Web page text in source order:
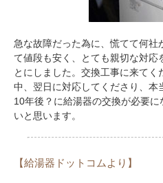
急な故障だった為に、慌てて何
て値段も安く、とても親切な対
とにしました。交換工事に来て
中、翌日に対応してくださり、
10年後？に給湯器の交換が必要
いと思います。
【給湯器ドットコムより】